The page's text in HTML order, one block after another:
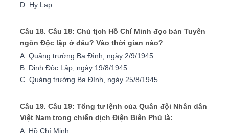
D. Hy Lạp
Câu 18. Câu 18: Chủ tịch Hồ Chí Minh đọc bản Tuyên
ngôn Độc lập ở đâu? Vào thời gian nào?
A. Quảng trường Ba Đình, ngày 2/9/1945
B. Dinh Độc Lập, ngày 19/8/1945
C. Quảng trường Ba Đình, ngày 25/8/1945
Câu 19. Câu 19: Tổng tư lệnh của Quân đội Nhân dân
Việt Nam trong chiến dịch Điện Biên Phủ là:
A. Hồ Chí Minh